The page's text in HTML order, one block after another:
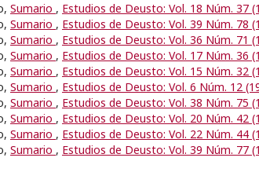
Sumario , Estudios de Deusto: Vol. 18 Núm. 37
Sumario , Estudios de Deusto: Vol. 39 Núm. 78
Sumario , Estudios de Deusto: Vol. 36 Núm. 71
Sumario , Estudios de Deusto: Vol. 17 Núm. 36
Sumario , Estudios de Deusto: Vol. 15 Núm. 32
Sumario , Estudios de Deusto: Vol. 6 Núm. 12
Sumario , Estudios de Deusto: Vol. 38 Núm. 75
Sumario , Estudios de Deusto: Vol. 20 Núm. 42
Sumario , Estudios de Deusto: Vol. 22 Núm. 44
Sumario , Estudios de Deusto: Vol. 39 Núm. 77